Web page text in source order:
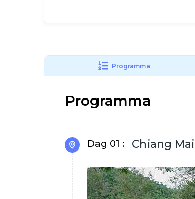
Programma
Programma
Dag 01 : Chiang